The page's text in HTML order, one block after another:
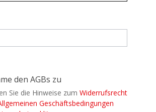
den AGBs zu
Sie die Hinweise zum Widerrufsrecht
Geschäftsbedingungen